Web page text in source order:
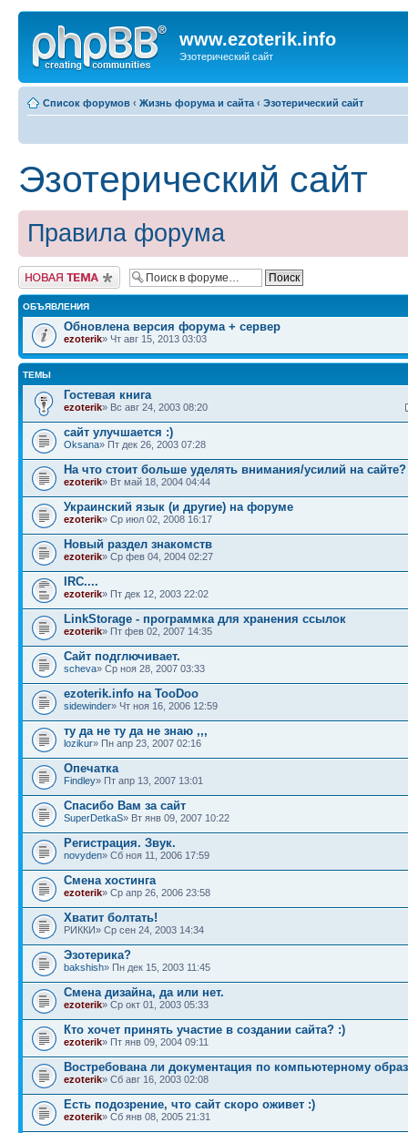
www.ezoterik.info
Эзотерический сайт
Список форумов ‹ Жизнь форума и сайта ‹ Эзотерический сайт
Эзотерический сайт
Правила форума
Новая тема
ОБЪЯВЛЕНИЯ
Обновлена версия форума + сервер
ezoterik» Чт авг 15, 2013 03:03
ТЕМЫ
Гостевая книга
ezoterik» Вс авг 24, 2003 08:20
сайт улучшается :)
Oksana» Пт дек 26, 2003 07:28
На что стоит больше уделять внимания/усилий на сайте?
ezoterik» Вт май 18, 2004 04:44
Украинский язык (и другие) на форуме
ezoterik» Ср июл 02, 2008 16:17
Новый раздел знакомств
ezoterik» Ср фев 04, 2004 02:27
IRC....
ezoterik» Пт дек 12, 2003 22:02
LinkStorage - программка для хранения ссылок
ezoterik» Пт фев 02, 2007 14:35
Сайт подглючивает.
sсheva» Ср ноя 28, 2007 03:33
ezoterik.info на TooDoo
sidewinder» Чт ноя 16, 2006 12:59
ту да не ту да не знаю ,,,
lozikur» Пн апр 23, 2007 02:16
Опечатка
Findley» Пт апр 13, 2007 13:01
Спасибо Вам за сайт
SuperDetkaS» Вт янв 09, 2007 10:22
Регистрация. Звук.
novyden» Сб ноя 11, 2006 17:59
Смена хостинга
ezoterik» Ср апр 26, 2006 23:58
Хватит болтать!
РИККИ» Ср сен 24, 2003 14:34
Эзотерика?
bakshish» Пн дек 15, 2003 11:45
Смена дизайна, да или нет.
ezoterik» Ср окт 01, 2003 05:33
Кто хочет принять участие в создании сайта? :)
ezoterik» Пт янв 09, 2004 09:11
Востребована ли документация по компьютерному
ezoterik» Сб авг 16, 2003 02:08
Есть подозрение, что сайт скоро оживет :)
ezoterik» Сб янв 08, 2005 21:31